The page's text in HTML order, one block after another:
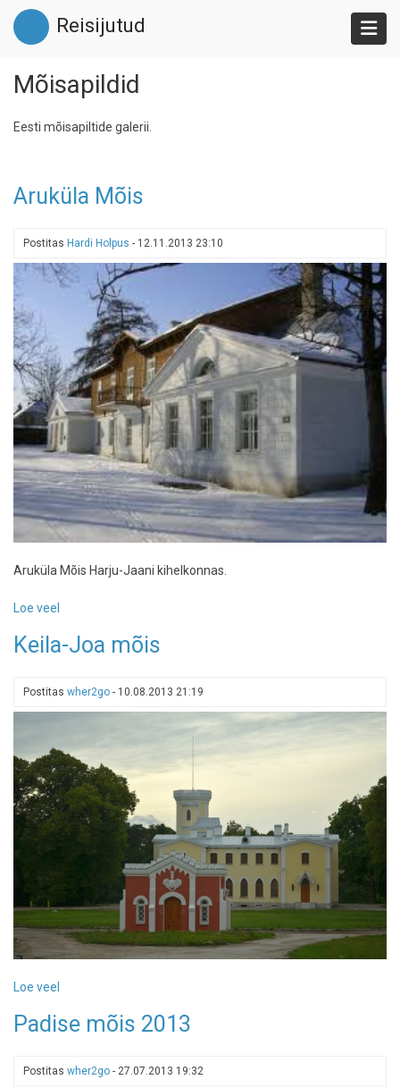
Liigu
edasi
põhisisu
Reisijutud
Mõisapildid
Eesti mõisapiltide galerii.
Aruküla Mõis
Postitas Hardi Holpus - 12.11.2013 23:10
Aruküla Mõis Harju-Jaani kihelkonnas.
Loe veel
Mõis
Keila-Joa mõis
Postitas wher2go - 10.08.2013 21:19
Loe veel
Joa
Padise mõis 2013
Postitas wher2go - 27.07.2013 19:32